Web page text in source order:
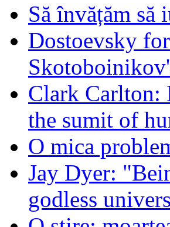
Să învățăm să
Dostoevsky
Clark Carlton:
the sumit of
O mica
Jay Dyer:
godless